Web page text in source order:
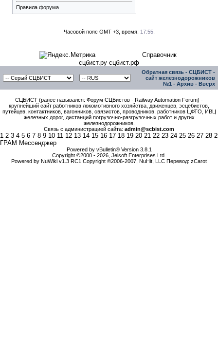
Правила форума
Часовой пояс GMT +3, время: 17:55.
Справочник
сцбист.ру сцбист.рф
Обратная связь - СЦБИСТ -
сайт железнодорожников
№1 - Архив - Вверх
СЦБИСТ (ранее назывался: Форум СЦБистов - Railway Automation Forum) -
крупнейший сайт работников локомотивного хозяйства, движенцев, эсцебистов,
путейцев, контактников, вагонников, связистов, проводников, работников ЦФТО, ИВЦ
железных дорог, дистанций погрузочно-разгрузочных работ и других
железнодорожников.
Связь с администрацией сайта: admin@scbist.com
1 2 3 4 5 6 7 8 9 10 11 12 13 14 15 16 17 18 19 20 21 22 23 24 25 26 27 28
ГРАМ Мессенджер
Powered by vBulletin® Version 3.8.1
Copyright ©2000 - 2026, Jelsoft Enterprises Ltd.
Powered by NuWiki v1.3 RC1 Copyright ©2006-2007, NuHit, LLC Перевод: zCarot